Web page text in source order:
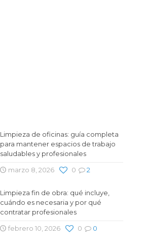
Limpieza de oficinas: guía completa
para mantener espacios de trabajo
saludables y profesionales
marzo 8, 2026
2
0
Limpieza fin de obra: qué incluye,
cuándo es necesaria y por qué
contratar profesionales
febrero 10, 2026
0
0